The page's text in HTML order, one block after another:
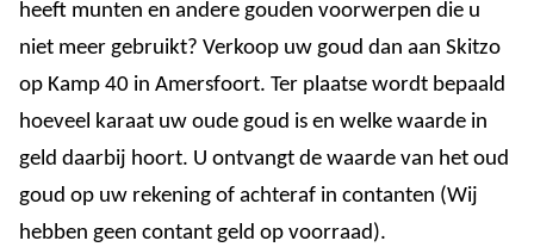
heeft munten en andere gouden voorwerpen die u
niet meer gebruikt? Verkoop uw goud dan aan Skitzo
op Kamp 40 in Amersfoort. Ter plaatse wordt bepaald
hoeveel karaat uw oude goud is en welke waarde in
geld daarbij hoort. U ontvangt de waarde van het oud
goud op uw rekening of achteraf in contanten (Wij
hebben geen contant geld op voorraad).